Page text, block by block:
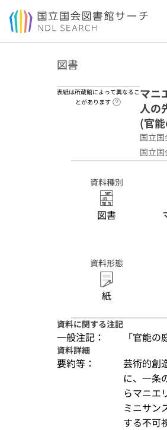
本文へ移動
図書
表紙は所蔵館によって異なるこ
とがあります
ヘルプペ
マニ
人の
(官
国立
国立
資料種別
図書
資料形態
紙
資料に関する注記
一般注記： 「官能
資料詳細
要約等：
芸術的創
に、一条
らマニエ
ミニサン
する不可